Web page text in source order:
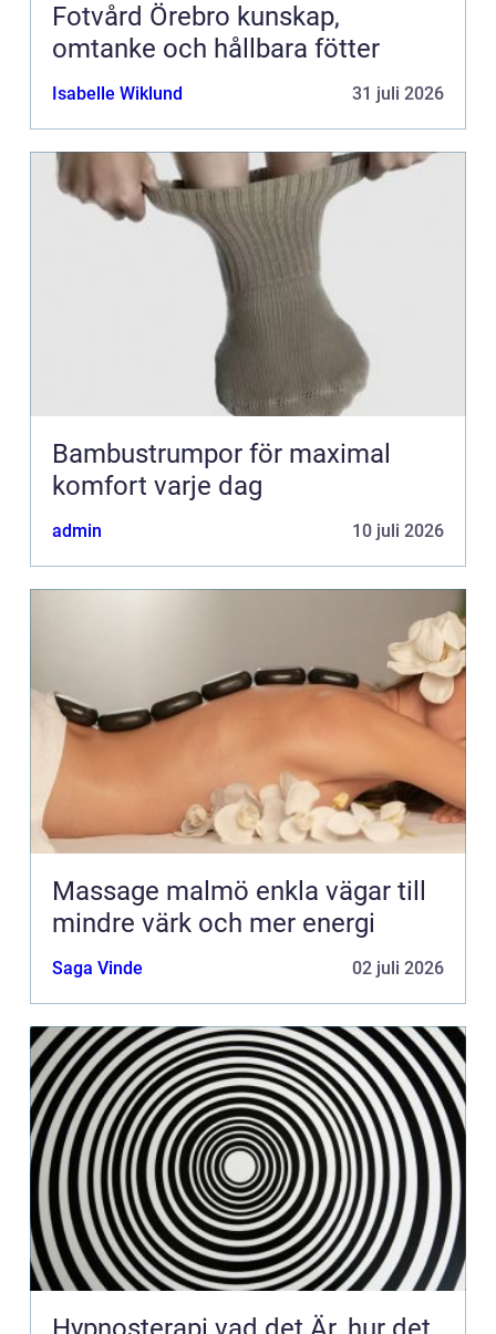
Fotvård Örebro kunskap,
omtanke och hållbara fötter
Isabelle Wiklund 31 juli 2026
Bambustrumpor för maximal
komfort varje dag
admin 10 juli 2026
Massage malmö enkla vägar till
mindre värk och mer energi
Saga Vinde 02 juli 2026